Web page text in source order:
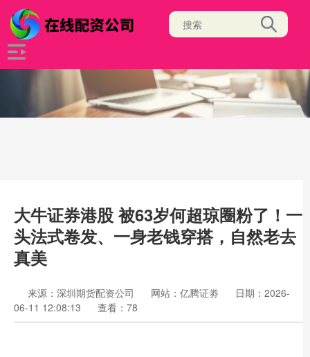
大牛证券港股 被63岁何超琼圈粉了！一
头法式卷发、一身老钱穿搭，自然老去
真美
来源：深圳期货配资公司 网站：亿腾证劵
日期：2026-
06-11 12:08:13
查看：78